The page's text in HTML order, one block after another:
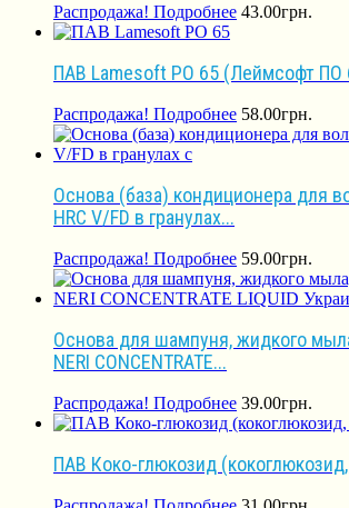
Распродажа! Подробнее 43.00грн.
ПАВ Lamesoft PO 65 (Леймсофт ПО
Распродажа! Подробнее 58.00грн.
Основа (база) кондиционера для
HRC V/FD в гранулах...
Распродажа! Подробнее 59.00грн.
Основа для шампуня, жидкого
NERI CONCENTRATE...
Распродажа! Подробнее 39.00грн.
ПАВ Коко-глюкозид